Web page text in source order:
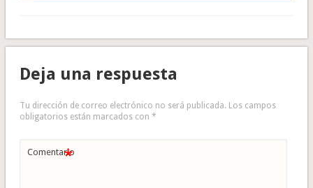
Deja una respuesta
Tu dirección de correo electrónico no será publicada. Los campos
obligatorios están marcados con *
Comentario
*